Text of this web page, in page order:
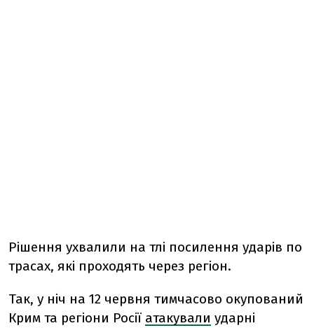
Рішення ухвалили на тлі посилення ударів по
трасах, які проходять через регіон.
Так, у ніч на 12 червня тимчасово окупований
Крим та регіони Росії атакували ударні